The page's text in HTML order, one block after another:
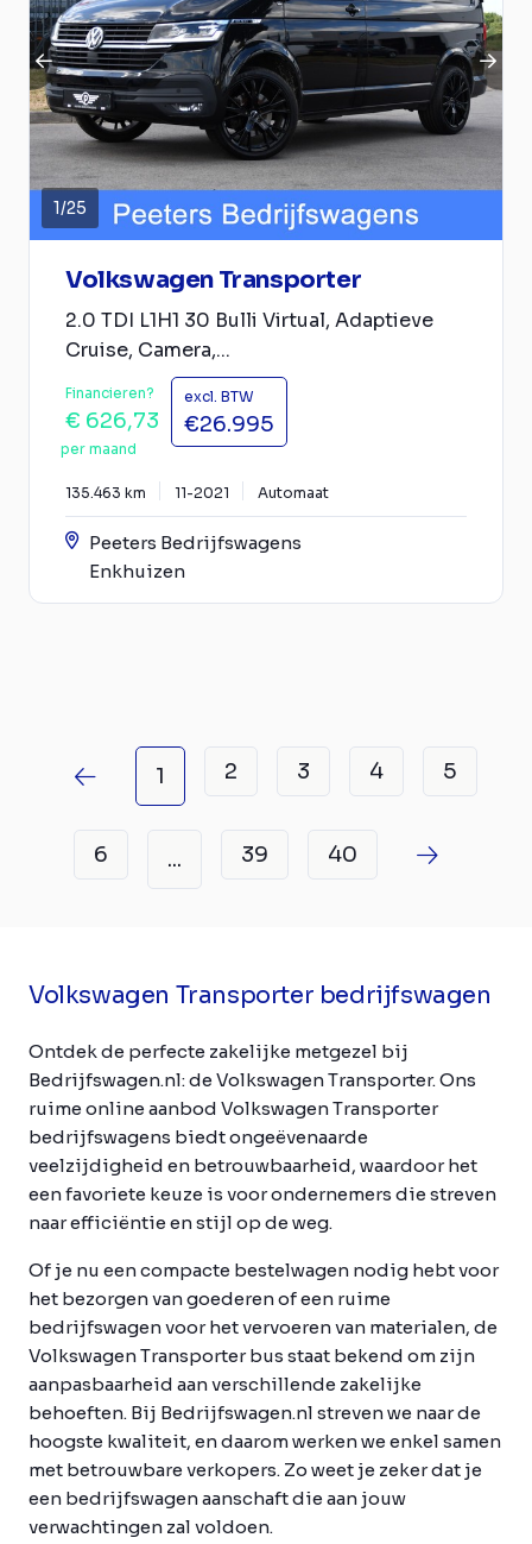
1/25
Volkswagen Transporter
2.0 TDI L1H1 30 Bulli Virtual, Adaptieve
Cruise, Camera,...
Financieren?
€ 626,73
per maand
excl. BTW
€26.995
135.463 km 11-2021 Automaat
Peeters Bedrijfswagens
Enkhuizen
1 2 3 4 5
6 ... 39 40
Volkswagen Transporter bedrijfswagen
Ontdek de perfecte zakelijke metgezel bij
Bedrijfswagen.nl: de Volkswagen Transporter. Ons
ruime online aanbod Volkswagen Transporter
bedrijfswagens biedt ongeëvenaarde
veelzijdigheid en betrouwbaarheid, waardoor het
een favoriete keuze is voor ondernemers die streven
naar efficiëntie en stijl op de weg.
Of je nu een compacte bestelwagen nodig hebt voor
het bezorgen van goederen of een ruime
bedrijfswagen voor het vervoeren van materialen, de
Volkswagen Transporter bus staat bekend om zijn
aanpasbaarheid aan verschillende zakelijke
behoeften. Bij Bedrijfswagen.nl streven we naar de
hoogste kwaliteit, en daarom werken we enkel samen
met betrouwbare verkopers. Zo weet je zeker dat je
een bedrijfswagen aanschaft die aan jouw
verwachtingen zal voldoen.